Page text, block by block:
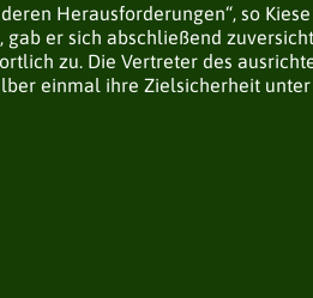
Herausforderungen“, so
er sich abschließend
zu. Die Vertreter des
einmal ihre Zielsicherheit